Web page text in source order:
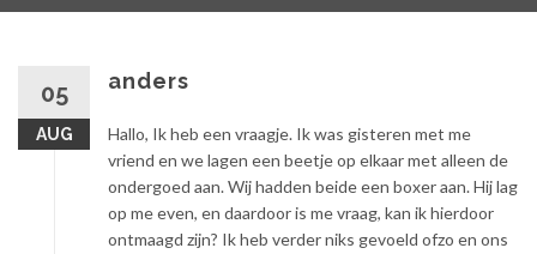
05
AUG
anders
Hallo, Ik heb een vraagje. Ik was gisteren met me
vriend en we lagen een beetje op elkaar met alleen de
ondergoed aan. Wij hadden beide een boxer aan. Hij lag
op me even, en daardoor is me vraag, kan ik hierdoor
ontmaagd zijn? Ik heb verder niks gevoeld ofzo en ons